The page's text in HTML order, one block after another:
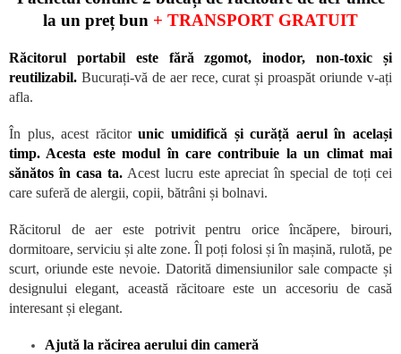
la un preț bun + TRANSPORT GRATUIT
Răcitorul portabil este fără zgomot, inodor, non-toxic și
reutilizabil. Bucurați-vă de aer rece, curat și proaspăt oriunde v-ați
afla.
În plus, acest răcitorunic umidifică și curăță aerul în același
timp. Acesta este modul în care contribuie la un climat mai
sănătos în casa ta.Acest lucru este apreciat în special de toți cei
care suferă de alergii, copii, bătrâni și bolnavi.
Răcitorul de aer este potrivit pentru orice încăpere, birouri,
dormitoare, serviciu și alte zone. Îl poți folosi și în mașină, rulotă, pe
scurt, oriunde este nevoie. Datorită dimensiunilor sale compacte și
designului elegant, această răcitoare este un accesoriu de casă
interesant și elegant.
Ajută la răcirea aerului din cameră